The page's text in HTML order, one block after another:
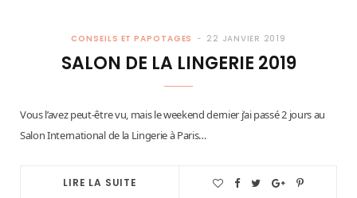
CONSEILS ET PAPOTAGES 22 JANVIER 2019
SALON DE LA LINGERIE 2019
Vous l’avez peut-être vu, mais le weekend dernier j’ai passé 2 jours au
Salon International de la Lingerie à Paris…
LIRE LA SUITE